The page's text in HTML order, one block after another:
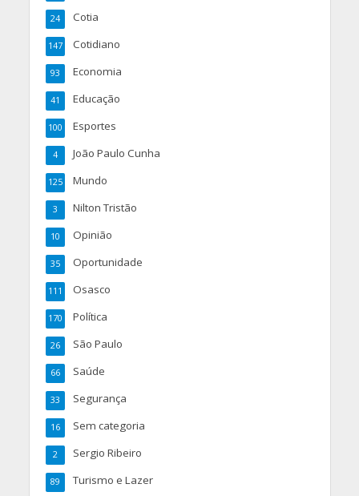
Cotia
24
Cotidiano
147
Economia
93
Educação
41
Esportes
100
João Paulo Cunha
4
Mundo
125
Nilton Tristão
3
Opinião
10
Oportunidade
35
Osasco
111
Política
170
São Paulo
26
Saúde
66
Segurança
33
Sem categoria
16
Sergio Ribeiro
2
Turismo e Lazer
89